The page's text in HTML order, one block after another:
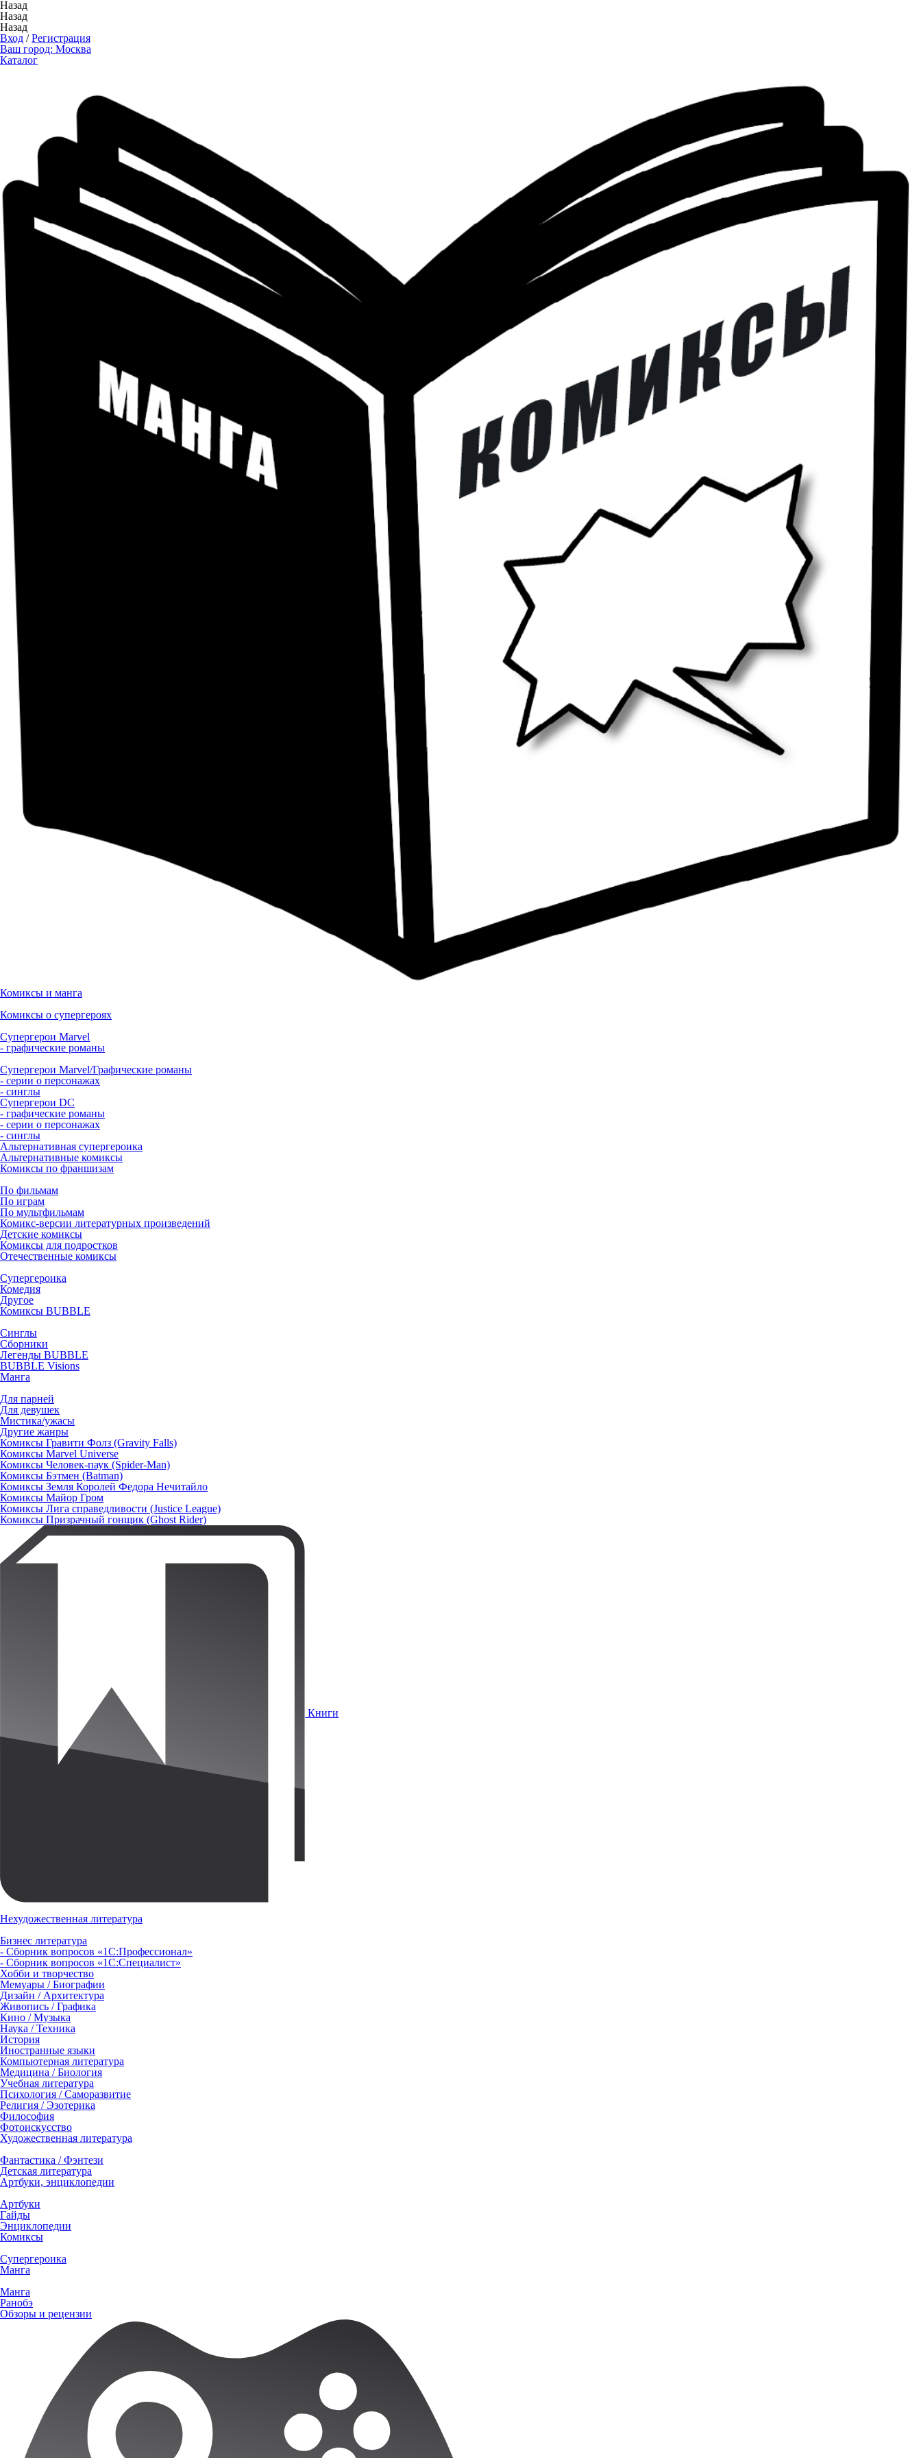
Назад
Назад
Назад
Вход /Регистрация
Ваш город: Москва
Каталог
Комиксы и манга
Комиксы о супергероях
Супергерои Marvel
- графические романы
Супергерои Marvel/Графические романы
- серии о персонажах
- синглы
Супергерои DC
- графические романы
- серии о персонажах
- синглы
Альтернативная супергероика
Альтернативные комиксы
Комиксы по франшизам
По фильмам
По играм
По мультфильмам
Комикс-версии литературных произведений
Детские комиксы
Комиксы для подростков
Отечественные комиксы
Супергероика
Комедия
Другое
Комиксы BUBBLE
Синглы
Сборники
Легенды BUBBLE
BUBBLE Visions
Манга
Для парней
Для девушек
Мистика/ужасы
Другие жанры
Комиксы Гравити Фолз (Gravity Falls)
Комиксы Marvel Universe
Комиксы Человек-паук (Spider-Man)
Комиксы Бэтмен (Batman)
Комиксы Земля Королей Федора Нечитайло
Комиксы Майор Гром
Комиксы Лига справедливости (Justice League)
Комиксы Призрачный гонщик (Ghost Rider)
Книги
Нехудожественная литература
Бизнес литература
- Сборник вопросов «1С:Профессионал»
- Сборник вопросов «1С:Специалист»
Хобби и творчество
Мемуары / Биографии
Дизайн / Архитектура
Живопись / Графика
Кино / Музыка
Наука / Техника
История
Иностранные языки
Компьютерная литература
Медицина / Биология
Учебная литература
Психология / Саморазвитие
Религия / Эзотерика
Философия
Фотоискусство
Художественная литература
Фантастика / Фэнтези
Детская литература
Артбуки, энциклопедии
Артбуки
Гайды
Энциклопедии
Комиксы
Супергероика
Манга
Манга
Ранобэ
Обзоры и рецензии